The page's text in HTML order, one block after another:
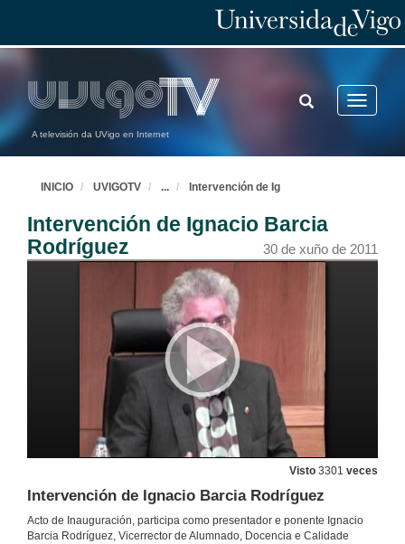
A televisión da UVigo en Internet
Toggle
TOGGLE
SEARCH
INICIO UVIGOTV ... Intervención de Ig
Intervención de Ignacio Barcia
Rodríguez
30 de xuño de 2011
Visto 3301 veces
Intervención de Ignacio Barcia Rodríguez
Acto de Inauguración, participa como presentador e ponente Ignacio
Barcia Rodríguez, Vicerrector de Alumnado, Docencia e Calidade